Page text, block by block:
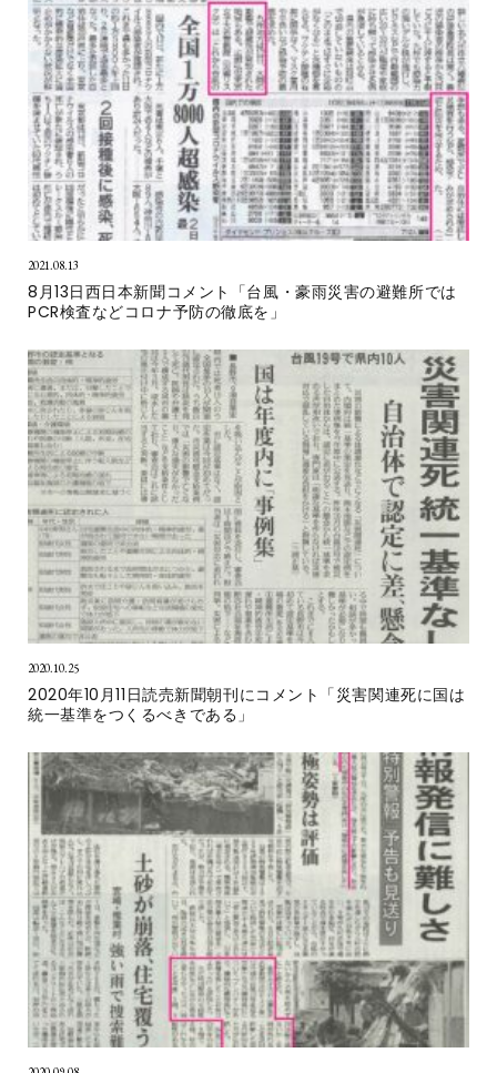
2021.08.13
8月13日西日本新聞コメント「台風・豪雨災害の避難所では
PCR検査などコロナ予防の徹底を」
2020.10.25
2020年10月11日読売新聞朝刊にコメント「災害関連死に国は
統一基準をつくるべきである」